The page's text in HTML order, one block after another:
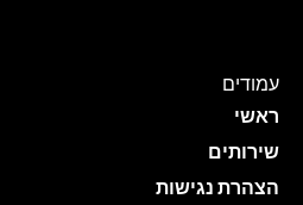
עמודים
ראשי
שירותים
הצהרת נגישות